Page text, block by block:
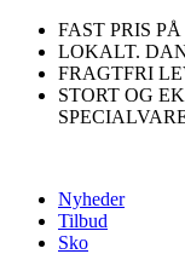
Videre
indhold
FAST PRIS
LOKALT.
FRAGTFRI
STORT OG
Nyheder
Tilbud
Sko